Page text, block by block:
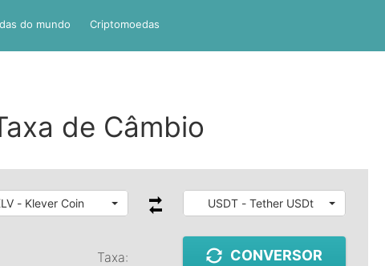
do mundo Criptomoedas
de Câmbio
- Klever Coin USDT - Tether USDt
Taxa:
CONVERSOR